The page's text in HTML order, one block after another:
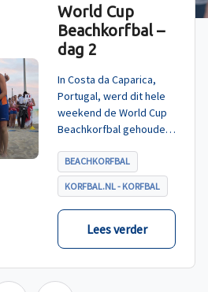
World Cup
Beachkorfbal –
dag 2
In Costa da Caparica,
Portugal, werd dit hele
weekend de World Cup
Beachkorfbal gehouden.
tegen België, die
eindigde in shoot-outs,
was het Nederland dat
er met het goud vandoor
BEACHKORFBAL
KORFBAL.NL - KORFBAL
Lees verder